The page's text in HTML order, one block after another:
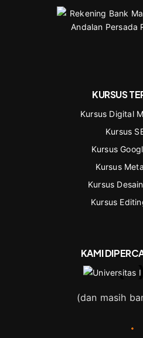
KURSUS
Kursus Digital
Kursus
Kursus
Kursus
Kursus
Kursus
KAMI
(dan masih